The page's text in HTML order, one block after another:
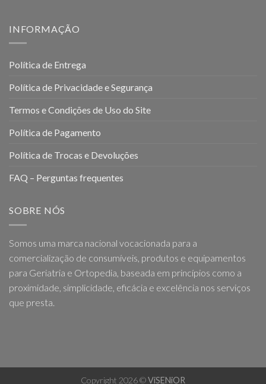
INFORMAÇÃO
Política de Entrega
Política de Privacidade e Segurança
Termos e Condições de Uso do Site
Política de Pagamento
Política de Trocas e Devoluções
FAQ – Perguntas frequentes
SOBRE NÓS
Somos uma marca nacional vocacionada para a
comercialização de consumíveis, produtos e equipamentos
para Geriatria e Ortopedia, baseada em princípios como a
proximidade, simplicidade, eficácia e excelência nos serviços
que presta.
Copyright 2026 ©ViSENiOR